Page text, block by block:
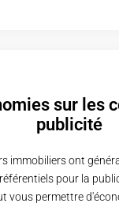
sur les
publicité
immobiliers ont
pour la
vous permettre